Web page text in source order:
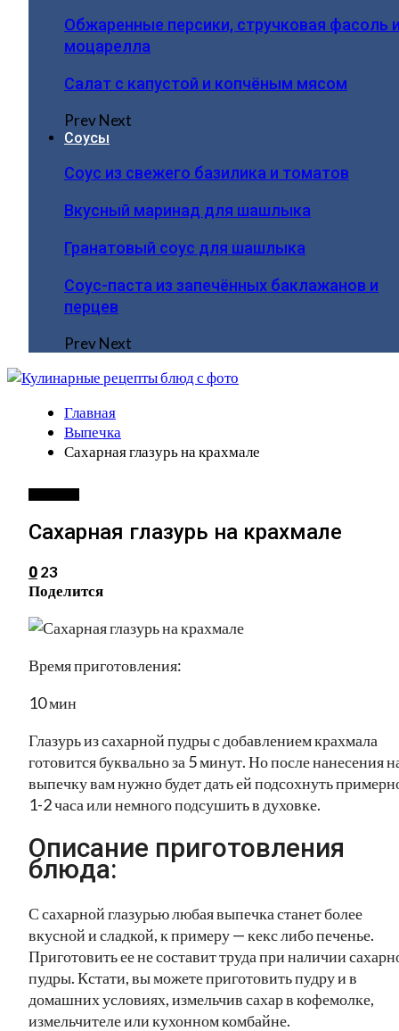
Обжаренные персики, стручковая фасоль
моцарелла
Салат с капустой и копчёным мясом
PrevNext
Соусы
Соус из свежего базилика и томатов
Вкусный маринад для шашлыка
Гранатовый соус для шашлыка
Соус-паста из запечённых баклажанов и
перцев
PrevNext
Главная
Выпечка
Сахарная глазурь на крахмале
Сахарная глазурь на крахмале
0 23
Поделится
Время приготовления:
10 мин
Глазурь из сахарной пудры с добавлением крахмала
готовится буквально за 5 минут. Но после нанесения
выпечку вам нужно будет дать ей подсохнуть
1-2 часа или немного подсушить в духовке.
Описание приготовления
блюда:
С сахарной глазурью любая выпечка станет более
вкусной и сладкой, к примеру — кекс либо печенье.
Приготовить ее не составит труда при наличии
пудры. Кстати, вы можете приготовить пудру и в
домашних условиях, измельчив сахар в кофемолке,
измельчителе или кухонном комбайне.